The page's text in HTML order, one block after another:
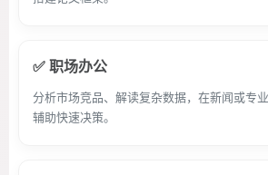
✅ 职场办公
分析市场竞品、解读复杂数据，在新闻或专
辅助快速决策。